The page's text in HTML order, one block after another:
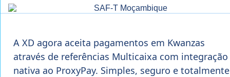
A XD agora aceita pagamentos em Kwanzas
através de referências Multicaixa com integração
nativa ao ProxyPay. Simples, seguro e totalmente